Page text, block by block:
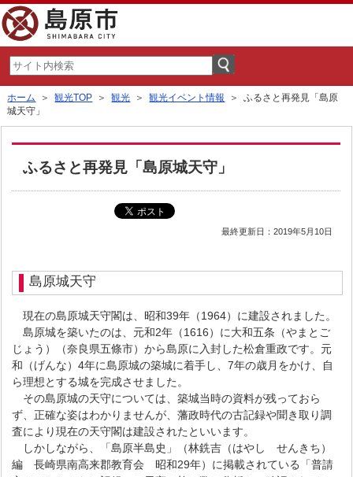
ホーム ＞観光TOP ＞観光 ＞観光イベント情報
＞ ふるさと再発見「島原
城天守」
ふるさと再発見「島原城天守」
最終更新日：2019年5月10日
島原城天守
現在の島原城天守閣は、昭和39年（1964）に建設されました。
島原城を築いたのは、元和2年（1616）に大和五条（やまとご
じょう）（奈良県五條市）から島原に入封した松倉重政です。元
和（げんな）4年に島原城の築城に着手し、7年の歳月をかけ、自
ら理想とする城を完成させました。
その島原城の天守については、築城当時の資料が残っておら
ず、正確な姿はわかりませんが、藩政時代の古記録や聞き取り調
査により現在の天守閣は建設されたといいます。
しかしながら、「島原半島史」（林銑吉（はやし せんきち）
編 長崎県南高来郡教育会 昭和29年）に掲載されている「普請